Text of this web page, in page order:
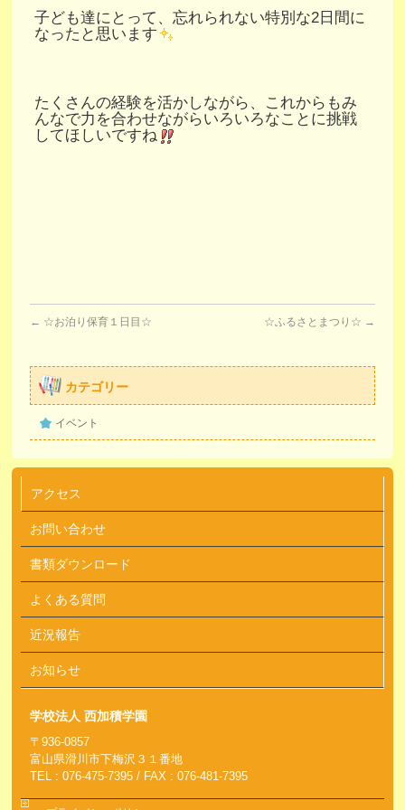
子ども達にとって、忘れられない特別な2日間に
なったと思います
たくさんの経験を活かしながら、これからもみ
んなで力を合わせながらいろいろなことに挑戦
してほしいですね
← ☆お泊り保育１日目☆ ☆ふるさとまつり☆ →
カテゴリー
イベント
アクセス
お問い合わせ
書類ダウンロード
よくある質問
近況報告
お知らせ
学校法人 西加積学園
〒936-0857
富山県滑川市下梅沢３１番地
TEL : 076-475-7395 / FAX : 076-481-7395